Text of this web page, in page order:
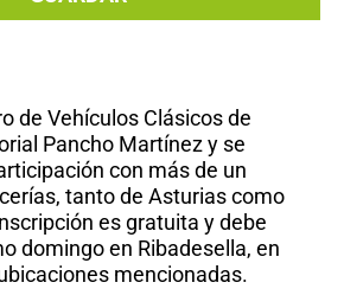
de Vehículos Clásicos de
Pancho Martínez y se
con más de un
tanto de Asturias como
es gratuita y debe
domingo en Ribadesella, en
mencionadas.